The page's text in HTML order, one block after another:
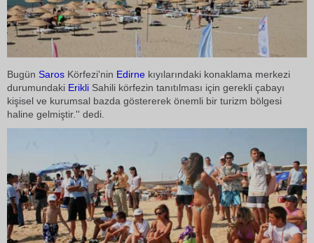
Bugün Saros Körfezi'nin Edirne kıyılarındaki konaklama merkezi
durumundaki Erikli Sahili körfezin tanıtılması için gerekli çabayı
kişisel ve kurumsal bazda göstererek önemli bir turizm bölgesi
haline gelmiştir.'' dedi.